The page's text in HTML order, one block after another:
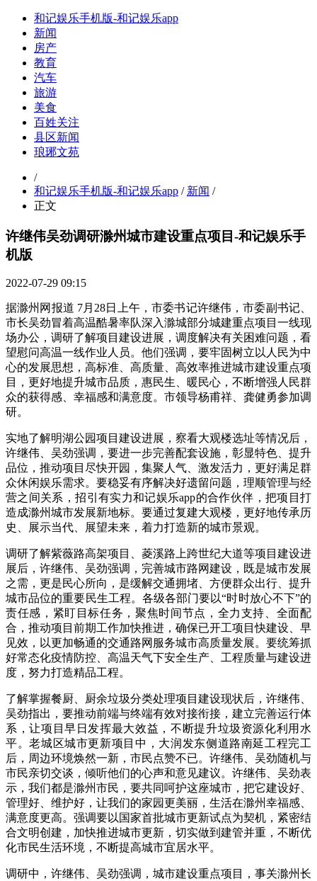
和记娱乐手机版-和记娱乐app
新闻
房产
教育
汽车
旅游
美食
百姓关注
县区新闻
琅琊文苑
/
和记娱乐手机版-和记娱乐app / 新闻 /
正文
许继伟吴劲调研滁州城市建设重点项目-和记娱乐手
机版
2022-07-29 09:15
据滁州网报道 7月28日上午，市委书记许继伟，市委副书记、
市长吴劲冒着高温酷暑率队深入滁城部分城建重点项目一线现
场办公，调研了解项目建设进展，调度解决有关困难问题，看
望慰问高温一线作业人员。他们强调，要牢固树立以人民为中
心的发展思想，高标准、高质量、高效率推进城市建设重点项
目，更好地提升城市品质，惠民生、暖民心，不断增强人民群
众的获得感、幸福感和满意度。市领导杨甫祥、龚健勇参加调
研。
实地了解明湖公园项目建设进展，察看大观楼选址等情况后，
许继伟、吴劲强调，要进一步完善配套设施，彰显特色、提升
品位，推动项目尽快开园，集聚人气、激发活力，更好满足群
众休闲娱乐需求。要稳妥有序解决好遗留问题，理顺管理与经
营之间关系，招引有实力和记娱乐app的合作伙伴，把项目打
造成滁州城市发展新地标。要通过复建大观楼，更好地传承历
史、展示当代、展望未来，着力打造新的城市景观。
调研了解紫薇路高架项目、菱溪路上跨世纪大道等项目建设进
展后，许继伟、吴劲强调，完善城市路网建设，既是城市发展
之需，更是民心所向，是缓解交通拥堵、方便群众出行、提升
城市品位的重要民生工程。各级各部门要以“时时放心不下”的
责任感，紧盯目标任务，聚焦时间节点，全力支持、全面配
合，推动项目前期工作加快推进，确保已开工项目快建设、早
见效，以更加畅通的交通路网服务城市高质量发展。要统筹抓
好常态化疫情防控、高温天气下安全生产、工程质量与建设进
度，努力打造精品工程。
了解掌握餐厨、厨余垃圾分类处理项目建设现状后，许继伟、
吴劲指出，要推动前端与终端有效对接衔接，建立完善运行体
系，让项目早日发挥最大效益，不断提升垃圾资源化利用水
平。老城区城市更新项目中，大润发东侧道路南延工程完工
后，周边环境焕然一新，市民点赞不已。许继伟、吴劲随机与
市民亲切交谈，倾听他们的心声和意见建议。许继伟、吴劲表
示，我们都是滁州市民，要共同呵护这座城市，把它建设好、
管理好、维护好，让我们的家园更美丽，生活在滁州幸福感、
满意度更高。强调要以国家首批城市更新试点为契机，紧密结
合文明创建，加快推进城市更新，切实做到建管并重，不断优
化市民生活环境，不断提高城市宜居水平。
调研中，许继伟、吴劲强调，城市建设重点项目，事关滁州长